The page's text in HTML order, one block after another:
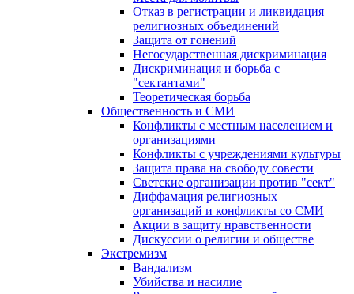
Отказ в регистрации и ликвидация
религиозных объединений
Защита от гонений
Негосударственная дискриминация
Дискриминация и борьба с
"сектантами"
Теоретическая борьба
Общественность и СМИ
Конфликты с местным населением и
организациями
Конфликты с учреждениями культуры
Защита права на свободу совести
Светские организации против "сект"
Диффамация религиозных
организаций и конфликты со СМИ
Акции в защиту нравственности
Дискуссии о религии и обществе
Экстремизм
Вандализм
Убийства и насилие